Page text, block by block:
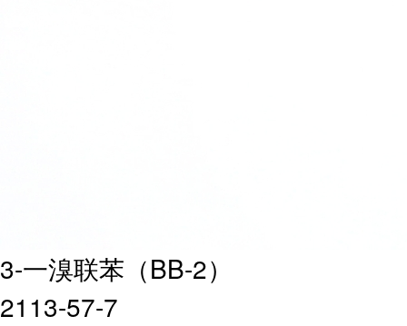
3-一溴联苯（BB-2）
2113-57-7